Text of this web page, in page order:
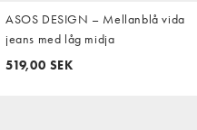
ASOS DESIGN – Mellanblå vida
jeans med låg midja
519,00 SEK